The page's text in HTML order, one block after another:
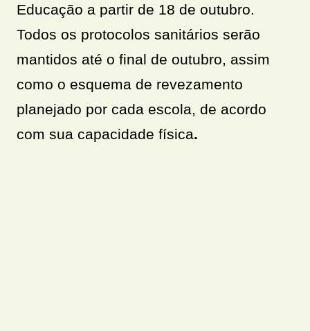
Educação a partir de 18 de outubro.
Todos os protocolos sanitários serão
mantidos até o final de outubro, assim
como o esquema de revezamento
planejado por cada escola, de acordo
com sua capacidade física.